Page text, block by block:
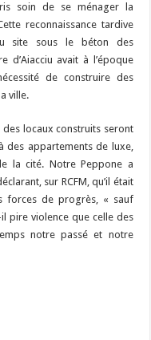
soin de se ménager la
reconnaissance tardive
site sous le béton des
d’Aiacciu avait à l’époque
de construire des
ville.
des locaux construits seront
des appartements de luxe,
la cité. Notre Peppone a
sur RCFM, qu’il était
forces de progrès, « sauf
pire violence que celle des
notre passé et notre